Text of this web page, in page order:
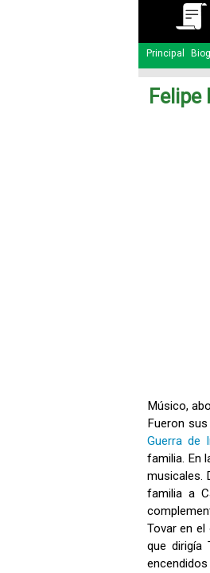
Principal
Felipe
Músico,
Fueron
Guerra de
familia. En
musicales.
familia a
Tovar en
que dirigía